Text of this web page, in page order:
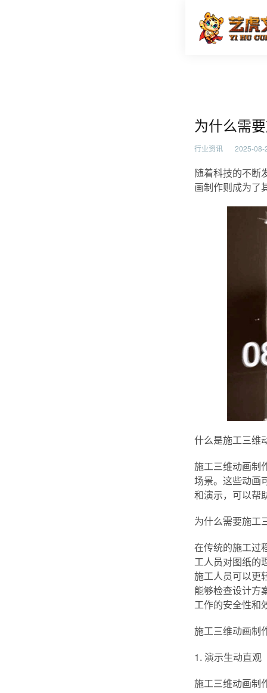
为什么
为什么需
行业资讯 2025-08-
随着科技的不断
画制作则成为了
什么是施工三维
施工三维动画制
场景。这些动画
和演示，可以帮
为什么需要施工
在传统的施工过
工人员对图纸的
施工人员可以更
能够检查设计方
工作的安全性和
施工三维动画制
1. 演示生动直观
施工三维动画制